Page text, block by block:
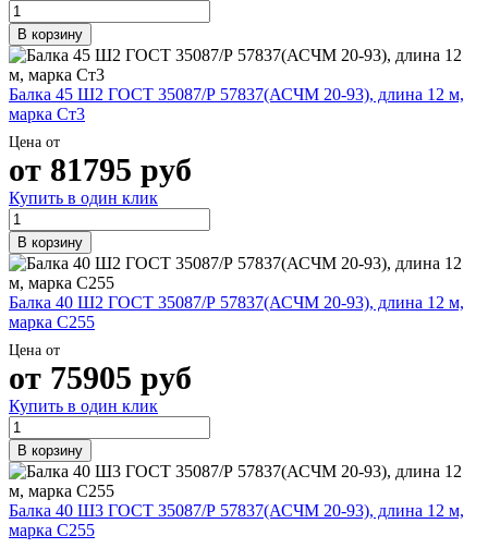
В корзину
Балка 45 Ш2 ГОСТ 35087/Р 57837(АСЧМ 20-93), длина 12 м,
марка Ст3
Цена от
от 81795 руб
Купить в один клик
В корзину
Балка 40 Ш2 ГОСТ 35087/Р 57837(АСЧМ 20-93), длина 12 м,
марка С255
Цена от
от 75905 руб
Купить в один клик
В корзину
Балка 40 Ш3 ГОСТ 35087/Р 57837(АСЧМ 20-93), длина 12 м,
марка С255